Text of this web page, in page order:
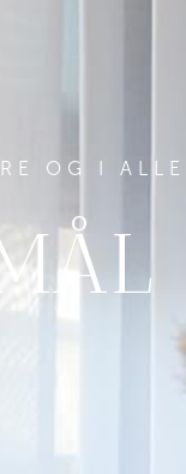
OG I ALLE